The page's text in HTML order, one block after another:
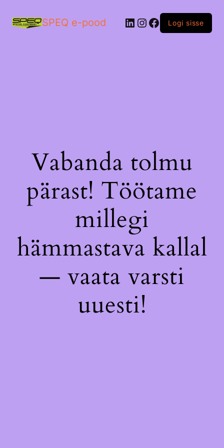
SPEQ e-pood LinkedIn
Instagram
Facebook
Logi sisse
Vabanda tolmu
pärast! Töötame
millegi
hämmastava kallal
— vaata varsti
uuesti!